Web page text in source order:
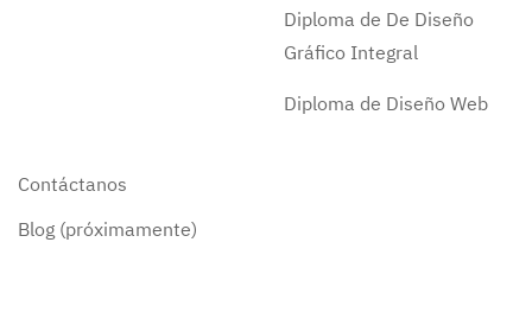
Diploma de De Diseño
Gráfico Integral
Diploma de Diseño Web
Contáctanos
Blog (próximamente)